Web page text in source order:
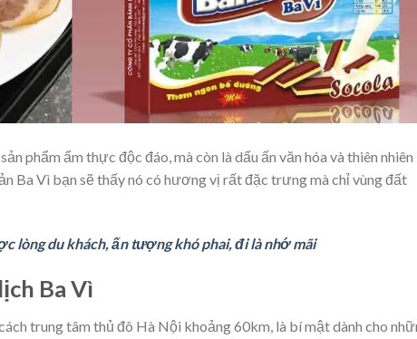
phẩm ẩm thực độc đáo, mà còn là dấu ấn văn hóa và thiên nhiên
Ba Vì bạn sẽ thấy nó có hương vị rất đặc trưng mà chỉ vùng đất
lòng du khách, ấn tượng khó phai, đi là nhớ mãi
Ba Vì
trung tâm thủ đô Hà Nội khoảng 60km, là bí mật dành cho